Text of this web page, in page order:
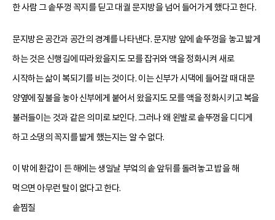
한 사람 그 솥뚜껑 꼭지를 딛고 대궐 문지방을 넘어 들어가게 했다고 한다.
문지방은 공간과 공간의 경계를 나타낸다. 문지방 앞에 솥뚜껑을 놓고 밟게
하는 것은 신행길에 따라왔을지도 모를 잡귀와 액을 정화시켜 새로
시작하는 삶이 복되기를 비는 것이다. 이는 신부가 시댁에 들어갈 때 대문
양옆에 짚불을 놓아 신부에게 붙어서 왔을지도 모를 액을 정화시키고 복을
불러들이는 것과 같은 의미로 보인다. 그러나 왜 왼발로 솥뚜껑을 디디게
하고 소댕의 꼭지를 밟게 했는지는 알 수 없다.
이 밖에 환갑이 든 해에는 생일날 부엌의 솥 앞뒤를 돌려놓고 밥을 해
먹으면 아무런 탈이 없다고 한다.
솥찜질